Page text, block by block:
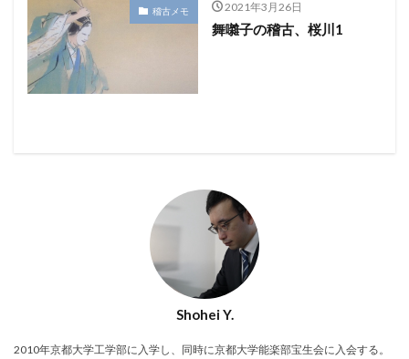
稽古メモ 2021年3月26日
舞囃子の稽古、桜川1
Shohei Y.
2010年京都大学工学部に入学し、同時に京都大学能楽部宝生会に入会する。